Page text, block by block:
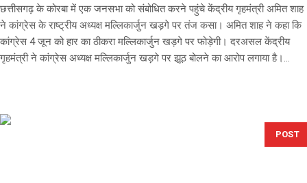
छत्तीसगढ़ के कोरबा में एक जनसभा को संबोधित करने पहुंचे केंद्रीय गृहमंत्री अमित शाह
ने कांग्रेस के राष्ट्रीय अध्यक्ष मल्लिकार्जुन खड़गे पर तंज कसा। अमित शाह ने कहा कि
कांग्रेस 4 जून को हार का ठीकरा मल्लिकार्जुन खड़गे पर फोड़ेगी। दरअसल केंद्रीय
गृहमंत्री ने कांग्रेस अध्यक्ष मल्लिकार्जुन खड़गे पर झूठ बोलने का आरोप लगाया है।...
POST